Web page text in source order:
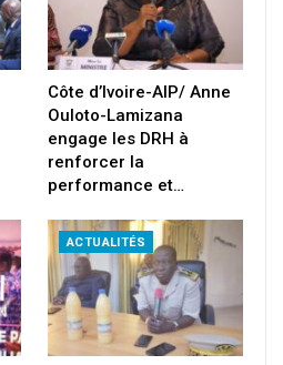
Côte d’Ivoire-AIP/ Anne
Ouloto-Lamizana
engage les DRH à
renforcer la
performance et…
ACTUALITÉS